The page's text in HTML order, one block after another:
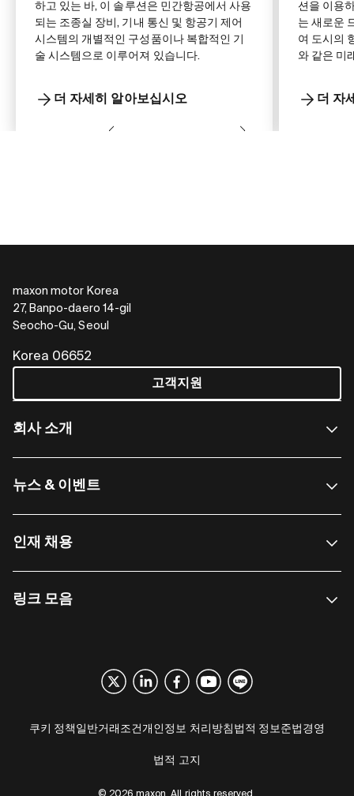
하고 있는 바, 이 솔루션은 민간항공에서 사용
되는 조종실 장비, 기내 통신 및 항공기 제어
시스템의 개별적인 구성품이나 복합적인 기
술 시스템으로 이루어져 있습니다.
더 자세히 알아보십시오
션을 이용
는 새로운
여 도시의
와 같은 미
더 자
maxon motor Korea
27, Banpo-daero 14-gil
Seocho-Gu, Seoul
Korea 06652
고객지원
회사 소개
뉴스 & 이벤트
인재 채용
링크 모음
쿠키 정책 일반거래조건개인정보 처리방침 법적 정보준법경영
법적 고지